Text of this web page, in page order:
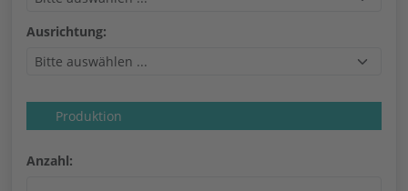
Ausrichtung:
Produktion
Anzahl: